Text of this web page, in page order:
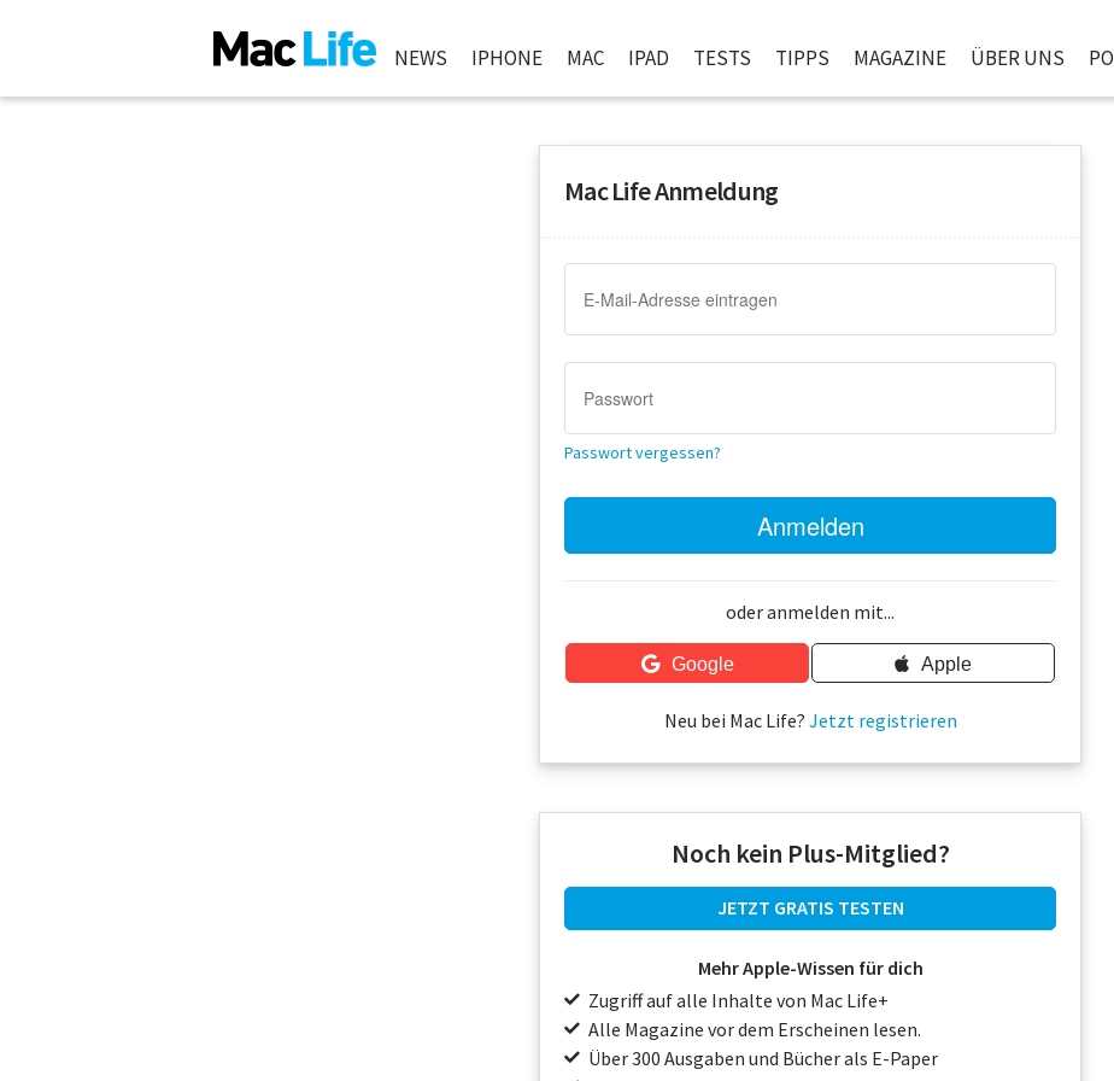
NEWS IPHONE MAC IPAD TESTS TIPPS MAGAZINE ÜBER UNS
Mac Life Anmeldung
Passwort vergessen?
oder anmelden mit...
Google Apple
Neu bei Mac Life? Jetzt registrieren
Noch kein Plus-Mitglied?
JETZT GRATIS TESTEN
Mehr Apple-Wissen für dich
Zugriff auf alle Inhalte von Mac Life+
Alle Magazine vor dem Erscheinen lesen.
Über 300 Ausgaben und Bücher als E-Paper